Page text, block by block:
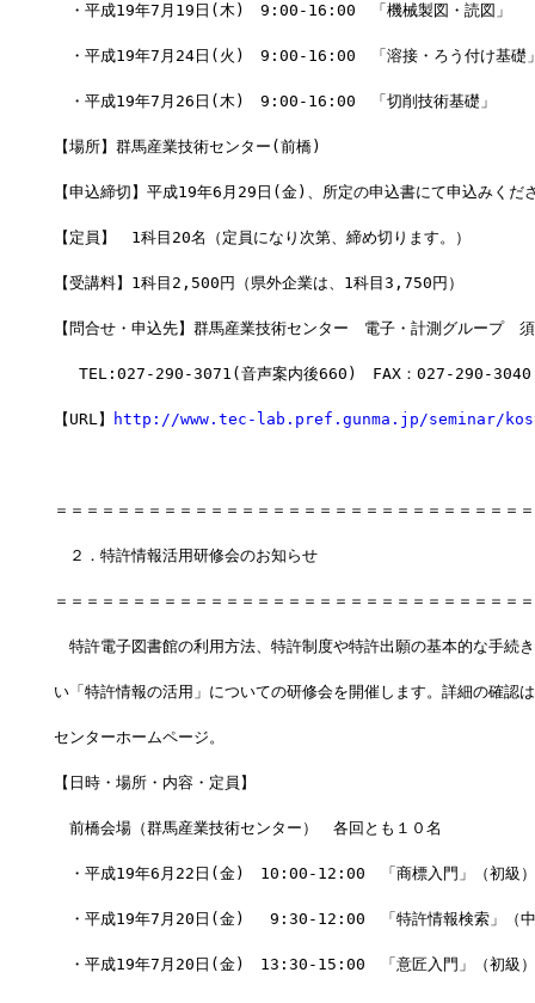
・平成19年7月19日(木)　9:00-16:00　「機械製図・読図」
・平成19年7月24日(火)　9:00-16:00　「溶接・ろう付け基礎
・平成19年7月26日(木)　9:00-16:00　「切削技術基礎」
【場所】群馬産業技術センター(前橋)
【申込締切】平成19年6月29日(金)、所定の申込書にて申込みくだ
【定員】　1科目20名（定員になり次第、締め切ります。）
【受講料】1科目2,500円（県外企業は、1科目3,750円）
【問合せ・申込先】群馬産業技術センター　電子・計測グループ　
TEL:027-290-3071(音声案内後660)　FAX：027-290-3040
【URL】 http://www.tec-lab.pref.gunma.jp/seminar/
＝＝＝＝＝＝＝＝＝＝＝＝＝＝＝＝＝＝＝＝＝＝＝＝＝＝＝＝＝＝
２．特許情報活用研修会のお知らせ
＝＝＝＝＝＝＝＝＝＝＝＝＝＝＝＝＝＝＝＝＝＝＝＝＝＝＝＝＝＝
特許電子図書館の利用方法、特許制度や特許出願の基本的な手続
い「特許情報の活用」についての研修会を開催します。詳細の確認
センターホームページ。
【日時・場所・内容・定員】
前橋会場（群馬産業技術センター）　各回とも１０名
・平成19年6月22日(金)　10:00-12:00　「商標入門」（初級）
・平成19年7月20日(金)　 9:30-12:00　「特許情報検索」（
・平成19年7月20日(金)　13:30-15:00　「意匠入門」（初級）